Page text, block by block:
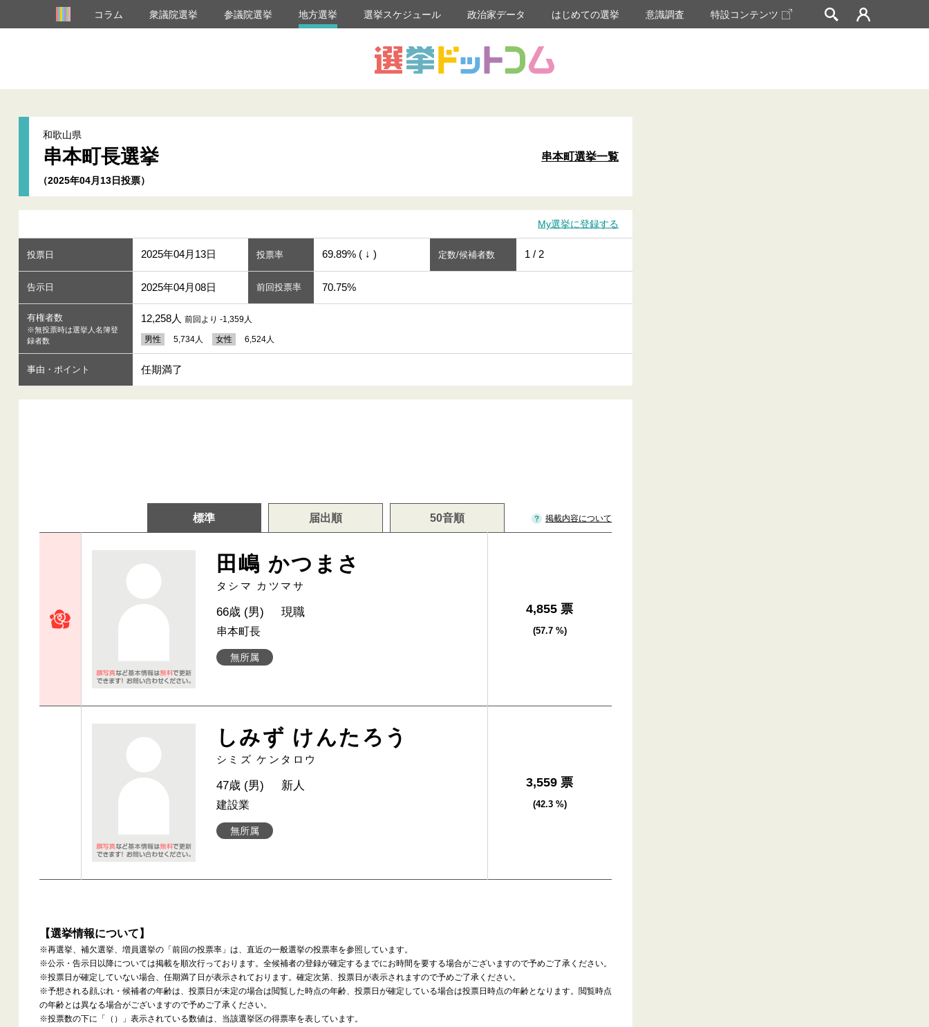
コラム 衆議院選挙 参議院選挙 地方選挙 選挙スケジュール 政治家データ はじめての選挙 意識調査 特設コンテンツ
和歌山県
串本町長選挙
（2025年04月13日投票）
串本町選挙一覧
My選挙に登録する
投票日 2025年04月13日 投票率 69.89% ( ↓ ) 定数/候補者数 1 / 2
告示日 2025年04月08日 前回投票率 70.75%
有権者数
※無投票時は選挙人名簿登
録者数
12,258人 前回より -1,359人
男性 5,734人 女性 6,524人
事由・ポイント 任期満了
標準 届出順 50音順 掲載内容について
田嶋 かつまさ
タシマ カツマサ
無所属
66歳 (男) 現職
串本町長
4,855 票
(57.7 %)
しみず けんたろう
シミズ ケンタロウ
無所属
47歳 (男) 新人
建設業
3,559 票
(42.3 %)
【選挙情報について】
※再選挙、補欠選挙、増員選挙の「前回の投票率」は、直近の一般選挙の投票率を参照しています。
※公示・告示日以降については掲載を順次行っております。全候補者の登録が確定するまでにお時間を要する場合がございますので予めご了承ください。
※投票日が確定していない場合、任期満了日が表示されております。確定次第、投票日が表示されますので予めご了承ください。
※予想される顔ぶれ・候補者の年齢は、投票日が未定の場合は閲覧した時点の年齢、投票日が確定している場合は投票日時点の年齢となります。閲覧時点
の年齢とは異なる場合がございますので予めご了承ください。
※投票数の下に「（）」表示されている数値は、当該選挙区の得票率を表しています。